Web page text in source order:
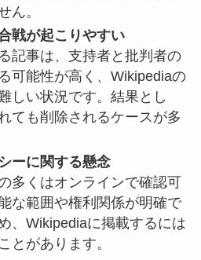
ん。
戦が起こりやすい
記事は、支持者と批判者の
可能性が高く、Wikipediaの
しい状況です。結果とし
ても削除されるケースが多
ーに関する懸念
多くはオンラインで確認可
な範囲や権利関係が明確で
、Wikipediaに掲載するには
とがあります。